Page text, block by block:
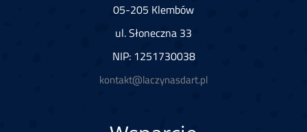
05-205 Klembów
ul. Słoneczna 33
NIP: 1251730038
kontakt@laczynasdart.pl